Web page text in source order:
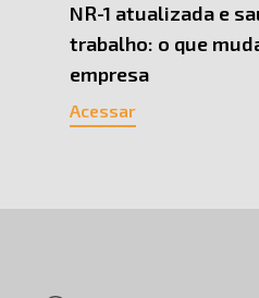
NR-1 atualizada e
trabalho: o que
empresa
Acessar